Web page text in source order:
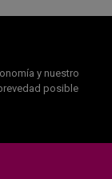
y nuestro
posible